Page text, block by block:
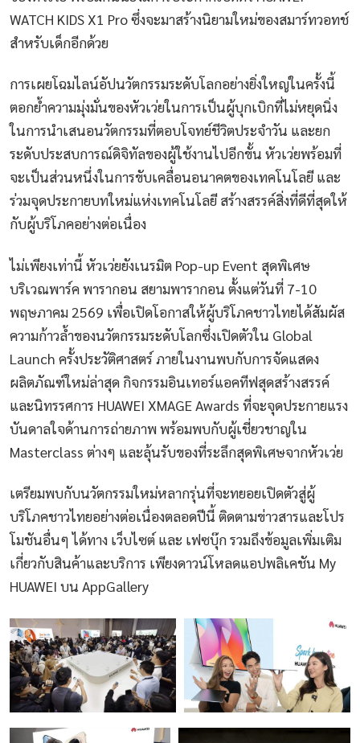
WATCH KIDS X1 Pro ซึ่งจะมาสร้างนิยามใหม่ของสมาร์ทวอทช์
สำหรับเด็กอีกด้วย
การเผยโฉมไลน์อัปนวัตกรรมระดับโลกอย่างยิ่งใหญ่ในครั้งนี้
ตอกย้ำความมุ่งมั่นของหัวเว่ยในการเป็นผู้บุกเบิกที่ไม่หยุดนิ่ง
ในการนำเสนอนวัตกรรมที่ตอบโจทย์ชีวิตประจำวัน และยก
ระดับประสบการณ์ดิจิทัลของผู้ใช้งานไปอีกขั้น หัวเว่ยพร้อมที่
จะเป็นส่วนหนึ่งในการขับเคลื่อนอนาคตของเทคโนโลยี และ
ร่วมจุดประกายบทใหม่แห่งเทคโนโลยี สร้างสรรค์สิ่งที่ดีที่สุดให้
กับผู้บริโภคอย่างต่อเนื่อง
ไม่เพียงเท่านี้ หัวเว่ยยังเนรมิต Pop-up Event สุดพิเศษ
บริเวณพาร์ค พารากอน สยามพารากอน ตั้งแต่วันที่ 7-10
พฤษภาคม 2569 เพื่อเปิดโอกาสให้ผู้บริโภคชาวไทยได้สัมผัส
ความก้าวล้ำของนวัตกรรมระดับโลกซึ่งเปิดตัวใน Global
Launch ครั้งประวัติศาสตร์ ภายในงานพบกับการจัดแสดง
ผลิตภัณฑ์ใหม่ล่าสุด กิจกรรมอินเทอร์แอคทีฟสุดสร้างสรรค์
และนิทรรศการ HUAWEI XMAGE Awards ที่จะจุดประกายแรง
บันดาลใจด้านการถ่ายภาพ พร้อมพบกับผู้เชี่ยวชาญใน
Masterclass ต่างๆ และลุ้นรับของที่ระลึกสุดพิเศษจากหัวเว่ย
เตรียมพบกับนวัตกรรมใหม่หลากรุ่นที่จะทยอยเปิดตัวสู่ผู้
บริโภคชาวไทยอย่างต่อเนื่องตลอดปีนี้ ติดตามข่าวสารและโปร
โมชันอื่นๆ ได้ทาง เว็บไซต์ และ เฟซบุ๊ก รวมถึงข้อมูลเพิ่มเติม
เกี่ยวกับสินค้าและบริการ เพียงดาวน์โหลดแอปพลิเคชัน My
HUAWEI บน AppGallery